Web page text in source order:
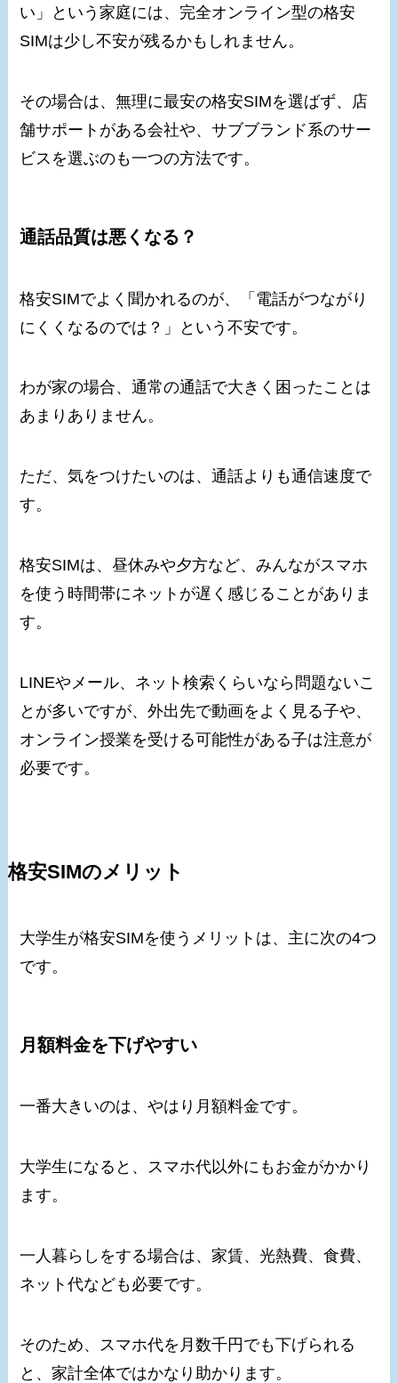
い」という家庭には、完全オンライン型の格安
SIMは少し不安が残るかもしれません。
その場合は、無理に最安の格安SIMを選ばず、店
舗サポートがある会社や、サブブランド系のサー
ビスを選ぶのも一つの方法です。
通話品質は悪くなる？
格安SIMでよく聞かれるのが、「電話がつながり
にくくなるのでは？」という不安です。
わが家の場合、通常の通話で大きく困ったことは
あまりありません。
ただ、気をつけたいのは、通話よりも通信速度で
す。
格安SIMは、昼休みや夕方など、みんながスマホ
を使う時間帯にネットが遅く感じることがありま
す。
LINEやメール、ネット検索くらいなら問題ないこ
とが多いですが、外出先で動画をよく見る子や、
オンライン授業を受ける可能性がある子は注意が
必要です。
格安SIMのメリット
大学生が格安SIMを使うメリットは、主に次の4つ
です。
月額料金を下げやすい
一番大きいのは、やはり月額料金です。
大学生になると、スマホ代以外にもお金がかかり
ます。
一人暮らしをする場合は、家賃、光熱費、食費、
ネット代なども必要です。
そのため、スマホ代を月数千円でも下げられる
と、家計全体ではかなり助かります。